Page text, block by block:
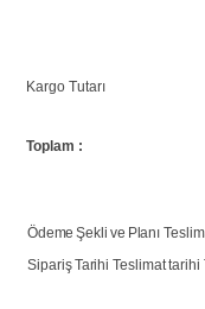
Kargo Tutarı
Toplam :
Ödeme Şekli ve Planı
SiparişTarihiTeslimattarihi